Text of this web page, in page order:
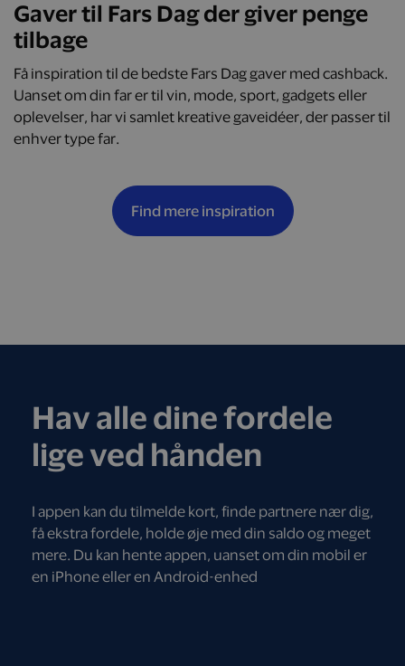
Gaver til Fars Dag der giver penge
tilbage
Få inspiration til de bedste Fars Dag gaver med cashback.
Uanset om din far er til vin, mode, sport, gadgets eller
oplevelser, har vi samlet kreative gaveidéer, der passer til
enhver type far.
Find mere inspiration
Hav alle dine fordele
lige ved hånden
I appen kan du tilmelde kort, finde partnere nær dig,
få ekstra fordele, holde øje med din saldo og meget
mere. Du kan hente appen, uanset om din mobil er
en iPhone eller en Android-enhed